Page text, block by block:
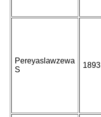
Pereyaslawzewa
S
1893